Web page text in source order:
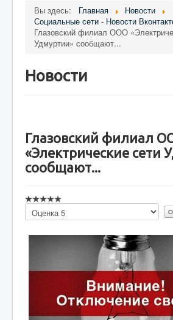
Информация Галерея О
Вы здесь: Главная
Новости
Социальные сети - Новости
Глазовский филиал ООО
Удмуртии» сообщают...
Новости
Глазовский филиал
«Электрические сети
сообщают...
Пожалуйста,
оцените